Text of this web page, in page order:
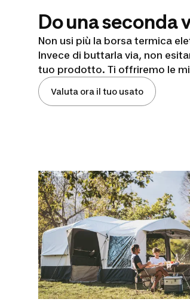
Do una seconda
Non usi più la borsa termica
Invece di buttarla via, non
tuo prodotto. Ti offriremo le
Valuta ora il tuo usato